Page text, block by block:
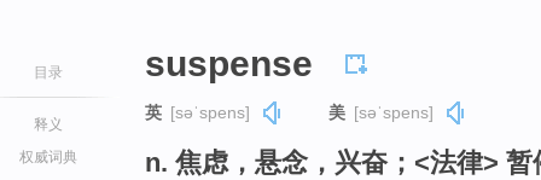
目录
释义
权威词典
suspense
英 [səˈspens] 美 [səˈspens]
n. 焦虑，悬念，兴奋；<法律>